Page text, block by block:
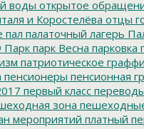
воды открытое
и Коростелёва отцы
пал палаточный лагерь
Парк парк Весна парковка
патриотическое
пенсионеры пенсионная
первый класс
зона
мероприятий платный